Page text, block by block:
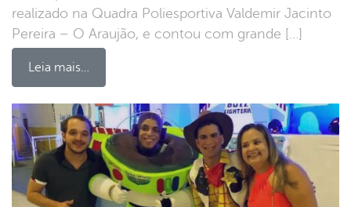
realizado na Quadra Poliesportiva Valdemir Jacinto
Pereira – O Araujão, e contou com grande […]
Leia mais…